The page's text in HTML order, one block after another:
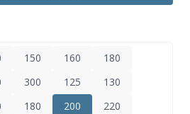
150 160
180
300 125
130
180 200
220